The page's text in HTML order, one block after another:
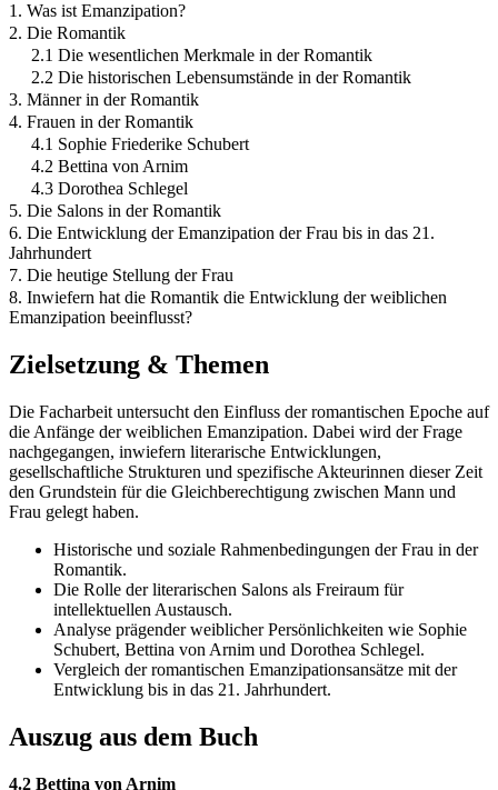
1. Was ist Emanzipation?
2. Die Romantik
2.1 Die wesentlichen Merkmale in der Romantik
2.2 Die historischen Lebensumstände in der Romantik
3. Männer in der Romantik
4. Frauen in der Romantik
4.1 Sophie Friederike Schubert
4.2 Bettina von Arnim
4.3 Dorothea Schlegel
5. Die Salons in der Romantik
6. Die Entwicklung der Emanzipation der Frau bis in das 21.
Jahrhundert
7. Die heutige Stellung der Frau
8. Inwiefern hat die Romantik die Entwicklung der weiblichen
Emanzipation beeinflusst?
Zielsetzung & Themen
Die Facharbeit untersucht den Einfluss der romantischen Epoche auf
die Anfänge der weiblichen Emanzipation. Dabei wird der Frage
nachgegangen, inwiefern literarische Entwicklungen,
gesellschaftliche Strukturen und spezifische Akteurinnen dieser Zeit
den Grundstein für die Gleichberechtigung zwischen Mann und
Frau gelegt haben.
Historische und soziale Rahmenbedingungen der Frau in der
Romantik.
Die Rolle der literarischen Salons als Freiraum für
intellektuellen Austausch.
Analyse prägender weiblicher Persönlichkeiten wie Sophie
Schubert, Bettina von Arnim und Dorothea Schlegel.
Vergleich der romantischen Emanzipationsansätze mit der
Entwicklung bis in das 21. Jahrhundert.
Auszug aus dem Buch
4.2 Bettina von Arnim